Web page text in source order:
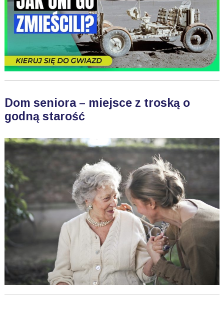
Dom seniora – miejsce z troską o
godną starość